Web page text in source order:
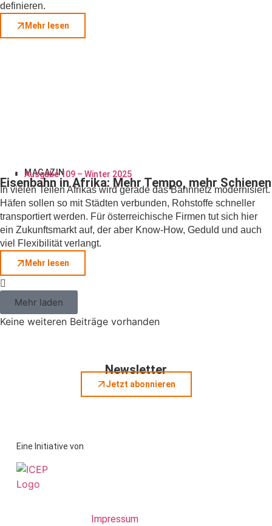
definieren.
Mehr lesen
MAGAZIN
Ausgabe 109 – Winter 2025
Eisenbahn in Afrika: Mehr Tempo, mehr Schienen
In vielen Teilen Afrikas wird gerade das Bahnnetz modernisiert.
Häfen sollen so mit Städten verbunden, Rohstoffe schneller
transportiert werden. Für österreichische Firmen tut sich hier
ein Zukunftsmarkt auf, der aber Know-How, Geduld und auch
viel Flexibilität verlangt.
Mehr lesen
Mehr laden
Keine weiteren Beiträge vorhanden
Newsletter
Jetzt abonnieren
Eine Initiative von
Impressum